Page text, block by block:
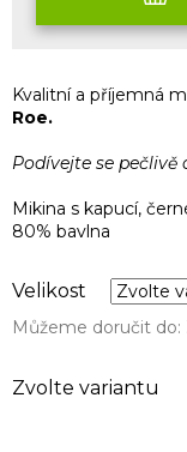
Zvolte variantu
Velikost
Můžeme doručit do:
Kvalitní a příjemná
Roe.
Podívejte se pečlivě
Mikina s kapucí,
80% bavlna